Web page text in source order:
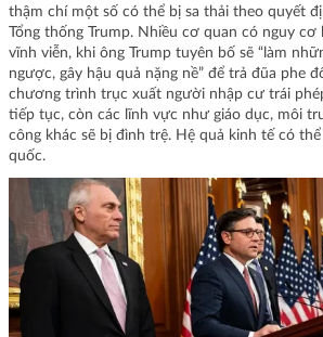
thậm chí một số có thể bị sa thải theo quyết
Tổng thống Trump. Nhiều cơ quan có nguy cơ
vĩnh viễn, khi ông Trump tuyên bố sẽ “làm
ngược, gây hậu quả nặng nề” để trả đũa phe
chương trình trục xuất người nhập cư trái
tiếp tục, còn các lĩnh vực như giáo dục, môi
công khác sẽ bị đình trệ. Hệ quả kinh tế có
quốc.